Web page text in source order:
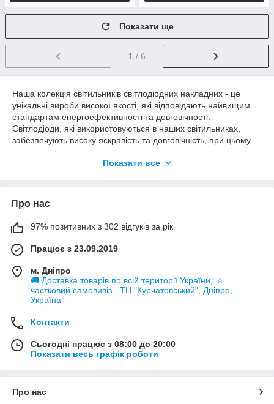
Показати ще
1 / 6
Наша колекція світильників світлодіодних накладних - це
унікальні вироби високої якості, які відповідають найвищим
стандартам енергоефективності та довговічності.
Світлодіоди, які використовуються в наших світильниках,
забезпечують високу яскравість та довговічність, при цьому
знизити витрати на електроенергію.
найбільш підходяще рішення для вашого приміщення. Наші
підключаються до електричної мережі, що істотно спрощує
Наші світильники світлодіодні накладні – це оптимальне
поєднання стильного дизайну, високої функціональності та
енергоефективності. Ми гарантуємо високу якість нашої
продукції, а також швидку та надійну доставку. Купуйте
світильники накладні світлодіодні у нас і забезпечте ваше
Показати все
Про нас
97% позитивних з 302 відгуків за рік
Працює з 23.09.2019
м. Дніпро
🚚 Доставка товарів по всій території України, 🚶
частковий самовивіз - ТЦ "Курчатовський", Дніпро,
Україна
Контакти
Сьогодні працює з 08:00 до 20:00
Показати весь графік роботи
Про нас